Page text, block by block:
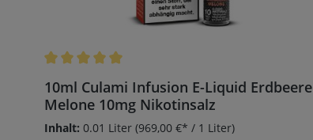
10ml Culami Infusion E-Liquid Erdbeere
Melone 10mg Nikotinsalz
Inhalt: 0.01 Liter (969,00 €* / 1 Liter)